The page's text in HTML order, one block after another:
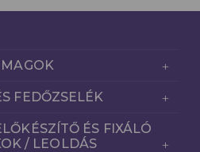
FEDŐZSELÉK
ÉS FIXÁLÓ
/ LEOLDÁS